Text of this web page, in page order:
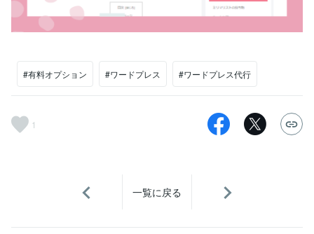
#有料オプション #ワードプレス #ワードプレス代行
1
一覧に戻る